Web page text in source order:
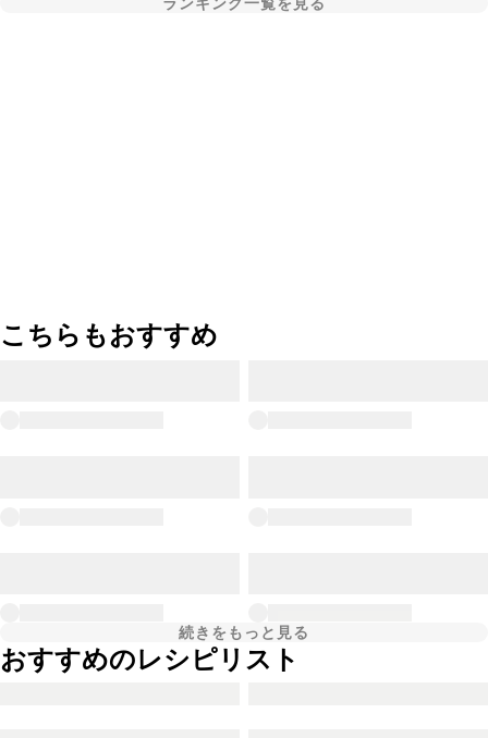
こちらもおすすめ
続きをもっと見る
おすすめのレシピリスト